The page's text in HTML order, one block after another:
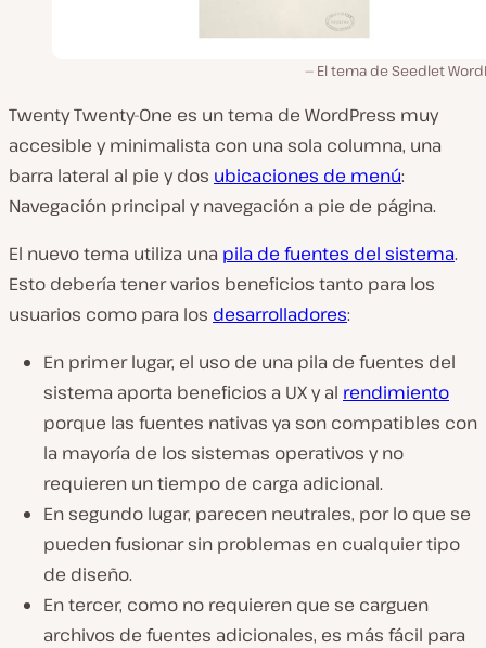
El tema de Seedlet
Twenty Twenty-One es un tema de WordPress muy
accesible y minimalista con una sola columna, una
barra lateral al pie y dos ubicaciones de menú:
Navegación principal y navegación a pie de página.
El nuevo tema utiliza una pila de fuentes del sistema.
Esto debería tener varios beneficios tanto para los
usuarios como para los desarrolladores:
En primer lugar, el uso de una pila de fuentes del
sistema aporta beneficios a UX y al rendimiento
porque las fuentes nativas ya son compatibles con
la mayoría de los sistemas operativos y no
requieren un tiempo de carga adicional.
En segundo lugar, parecen neutrales, por lo que se
pueden fusionar sin problemas en cualquier tipo
de diseño.
En tercer, como no requieren que se carguen
archivos de fuentes adicionales, es más fácil para